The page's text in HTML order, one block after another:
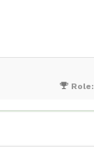
Role: